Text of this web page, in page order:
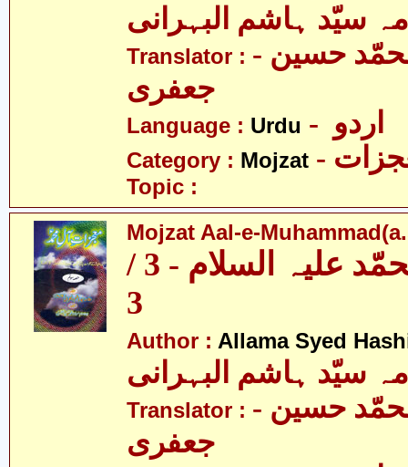
سیّد ہاشم البہرانی
Translator : - مولانا محمّد حسین
جعفری
Language : Urdu
Category : Mojzat
Topic :
Mojzat Aal-e-
معجزات آل محمّد علیہ السلام - 3 /
3
Author : Allama Syed
سیّد ہاشم البہرانی
Translator : - مولانا محمّد حسین
جعفری